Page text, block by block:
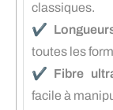
classiques.
✔️
toutes les
✔️ Fibre
facile à